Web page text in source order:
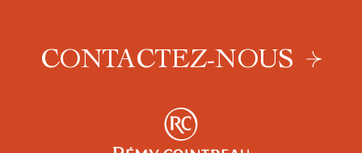
CONTACTEZ-NOUS